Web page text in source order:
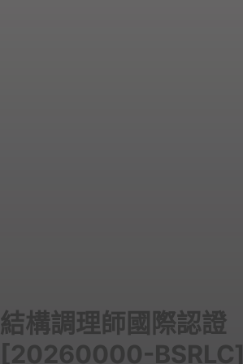
結構調理師國際認證
[20260000-BSRLC]